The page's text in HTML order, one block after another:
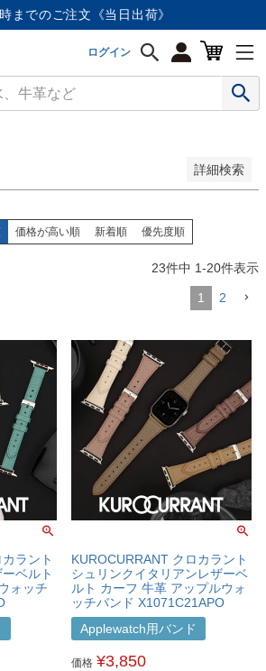
までのご注文《当日出荷》
ログイン
詳細検索
ト順
価格が高い順 新着順 優先度順
23件中 1-20件表示
1 2
ラント
ベルト
ォッチ
KUROCURRANT クロカラント
シュリンクイタリアンレザーベ
ルト カーフ 牛革 アップルウォ
ッチバンド X1071C21APO
Applewatch用バンド
価格 ¥3,850